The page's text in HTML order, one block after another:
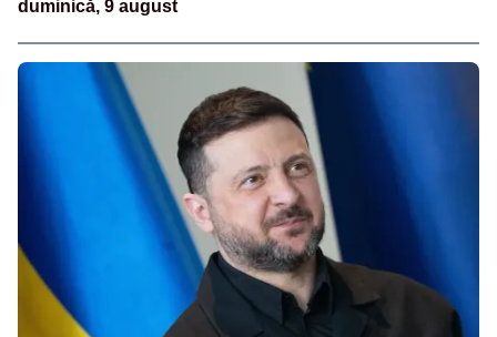
duminică, 9 august